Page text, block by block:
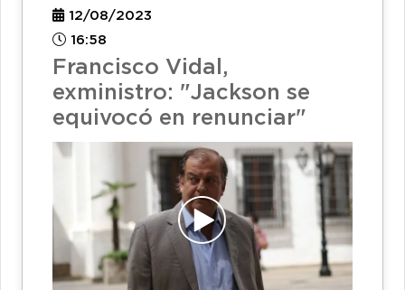
12/08/2023
16:58
Francisco Vidal,
exministro: "Jackson se
equivocó en renunciar"